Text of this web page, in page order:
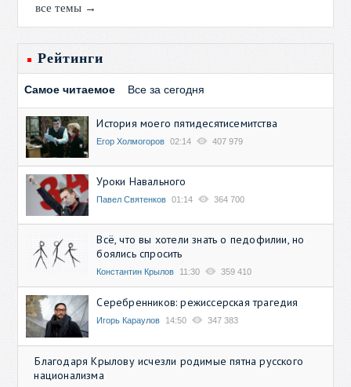
все темы →
Рейтинги
Самое читаемое Все за сегодня
История моего пятидесятисемитства
Егор Холмогоров 02:14 407 979
Уроки Навального
Павел Святенков 01:14 364 700
Всё, что вы хотели знать о педофилии, но
боялись спросить
Константин Крылов 11:30 359 410
Серебренников: режиссерская трагедия
Игорь Караулов 14:50 347 383
Благодаря Крылову исчезли родимые пятна русского
национализма